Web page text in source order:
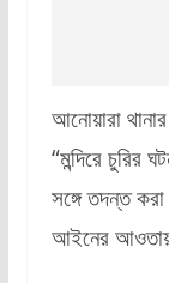
আনোয়ারা
“মন্দিরে চুরির
সঙ্গে তদন্ত
আইনের আওতায়